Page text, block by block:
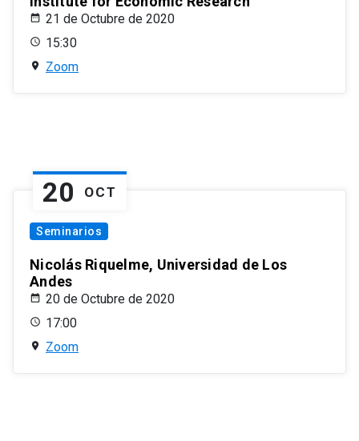
21 de Octubre de 2020
15:30
Zoom
20 OCT
Seminarios
Nicolás Riquelme, Universidad de Los
Andes
20 de Octubre de 2020
17:00
Zoom